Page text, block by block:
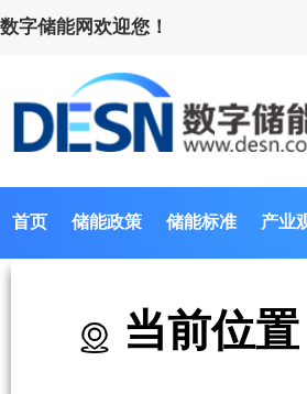
数字储能网欢迎您！
首页 储能政策 储能标准 产业
当前位置